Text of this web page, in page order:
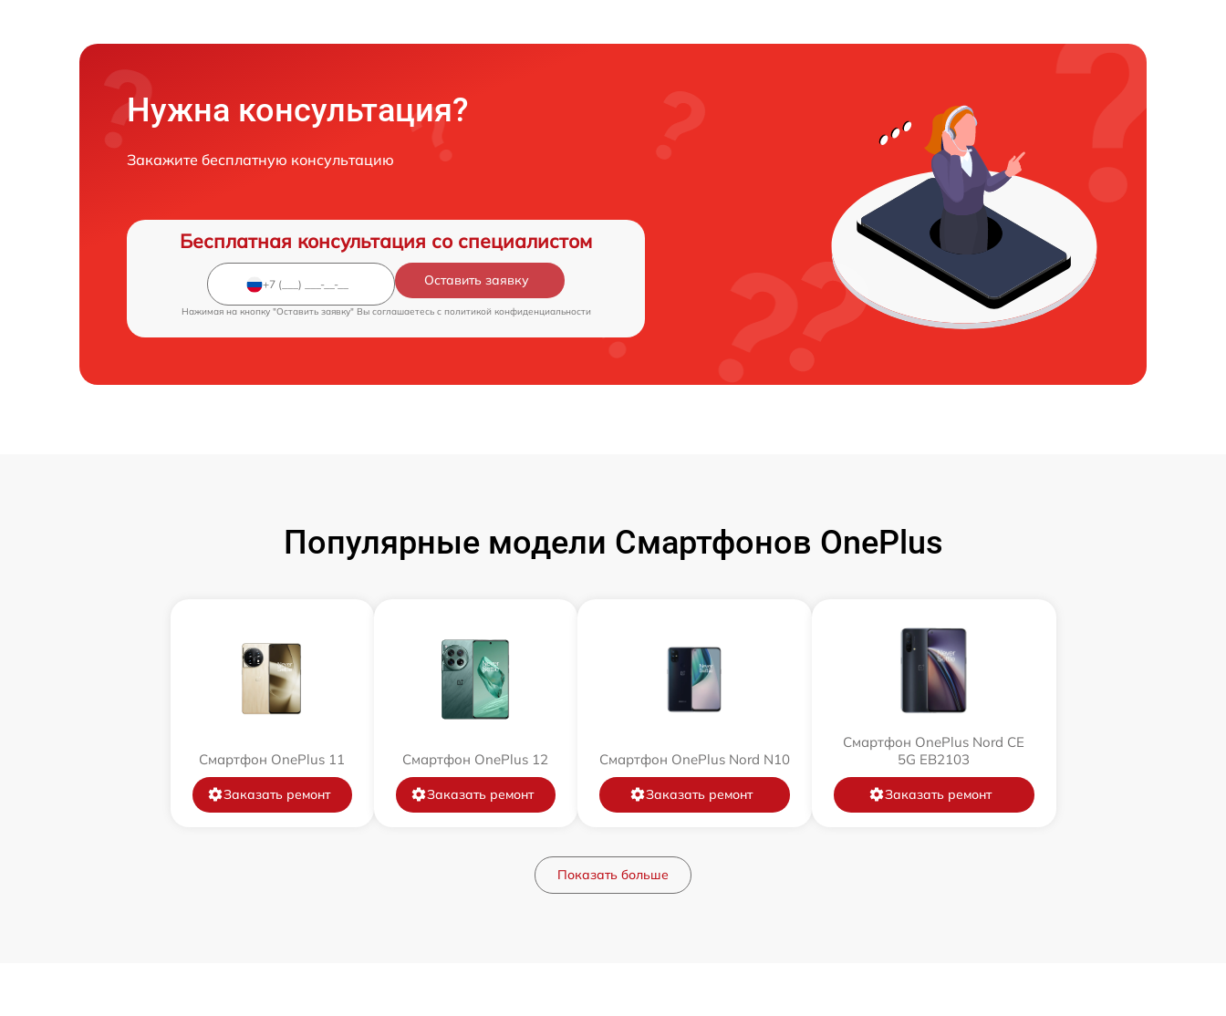
Нужна консультация?
Закажите бесплатную консультацию
Бесплатная консультация со специалистом
Оставить заявку
Нажимая на кнопку "Оставить заявку" Вы соглашаетесь c политикой конфиденциальности
Популярные модели Смартфонов OnePlus
Смартфон OnePlus 11
Заказать ремонт
Смартфон OnePlus 12
Заказать ремонт
Смартфон OnePlus Nord N10
Заказать ремонт
Смартфон OnePlus Nord CE
5G EB2103
Заказать ремонт
Показать больше